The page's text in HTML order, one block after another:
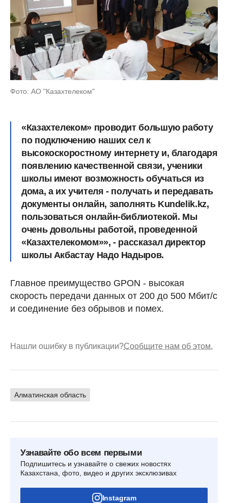
Фото: АО "Казахтелеком"
«Казахтелеком» проводит большую работу
по подключению наших сел к
высокоскоростному интернету и, благодаря
появлению качественной связи, ученики
школы имеют возможность обучаться из
дома, а их учителя - получать и передавать
документы онлайн, заполнять Kundelik.kz,
пользоваться онлайн-библиотекой. Мы
очень довольны работой, проведенной
«Казахтелекомом»», - рассказал директор
школы Акбастау Надо Надыров.
Главное преимущество GPON - высокая
скорость передачи данных от 200 до 500 Мбит/с
и соединение без обрывов и помех.
Нашли ошибку в публикации?Сообщите нам об этом.
Алматинская область
Узнавайте обо всем первыми
Подпишитесь и узнавайте о свежих новостях
Казахстана, фото, видео и других эксклюзивах
Instagram